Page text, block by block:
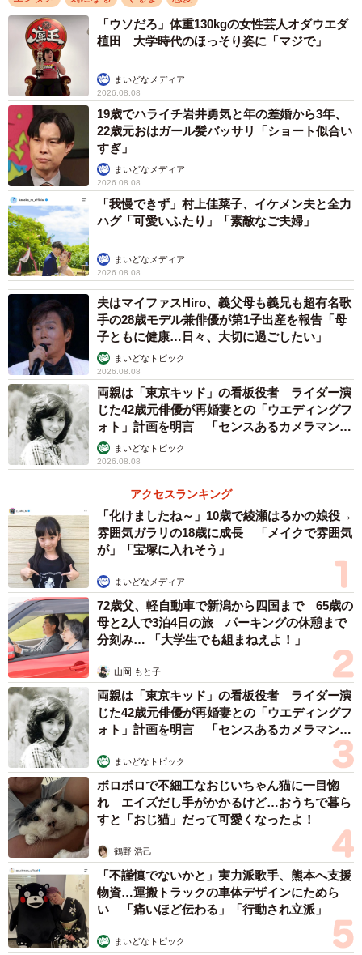
「ウソだろ」体重130kgの女性芸人オダウエダ
植田 大学時代のほっそり姿に「マジで」
まいどなメディア
2026.08.08
19歳でハライチ岩井勇気と年の差婚から3年、
22歳元おはガール髪バッサリ「ショート似合い
すぎ」
まいどなメディア
2026.08.08
「我慢できず」村上佳菜子、イケメン夫と全力
ハグ「可愛いふたり」「素敵なご夫婦」
まいどなメディア
2026.08.08
夫はマイファスHiro、義父母も義兄も超有名歌
手の28歳モデル兼俳優が第1子出産を報告「母
子ともに健康…日々、大切に過ごしたい」
まいどなトピック
2026.08.08
両親は「東京キッド」の看板役者 ライダー演
じた42歳元俳優が再婚妻との「ウエディングフ
ォト」計画を明言 「センスあるカメラマン求
む」まいどなトピック
2026.08.08
アクセスランキング
「化けましたね～」10歳で綾瀬はるかの娘役→
雰囲気ガラリの18歳に成長 「メイクで雰囲気
が」「宝塚に入れそう」
まいどなメディア
72歳父、軽自動車で新潟から四国まで 65歳の
母と2人で3泊4日の旅 パーキングの休憩まで
分刻み… 「大学生でも組まねえよ！」
山岡 もと子
両親は「東京キッド」の看板役者 ライダー演
じた42歳元俳優が再婚妻との「ウエディングフ
ォト」計画を明言 「センスあるカメラマン求
まいどなトピック
ボロボロで不細工なおじいちゃん猫に一目惚
れ エイズだし手がかかるけど…おうちで暮ら
すと「おじ猫」だって可愛くなったよ！
鶴野 浩己
「不謹慎でないかと」実力派歌手、熊本へ支援
物資…運搬トラックの車体デザインにためら
い 「痛いほど伝わる」「行動され立派」
まいどなトピック